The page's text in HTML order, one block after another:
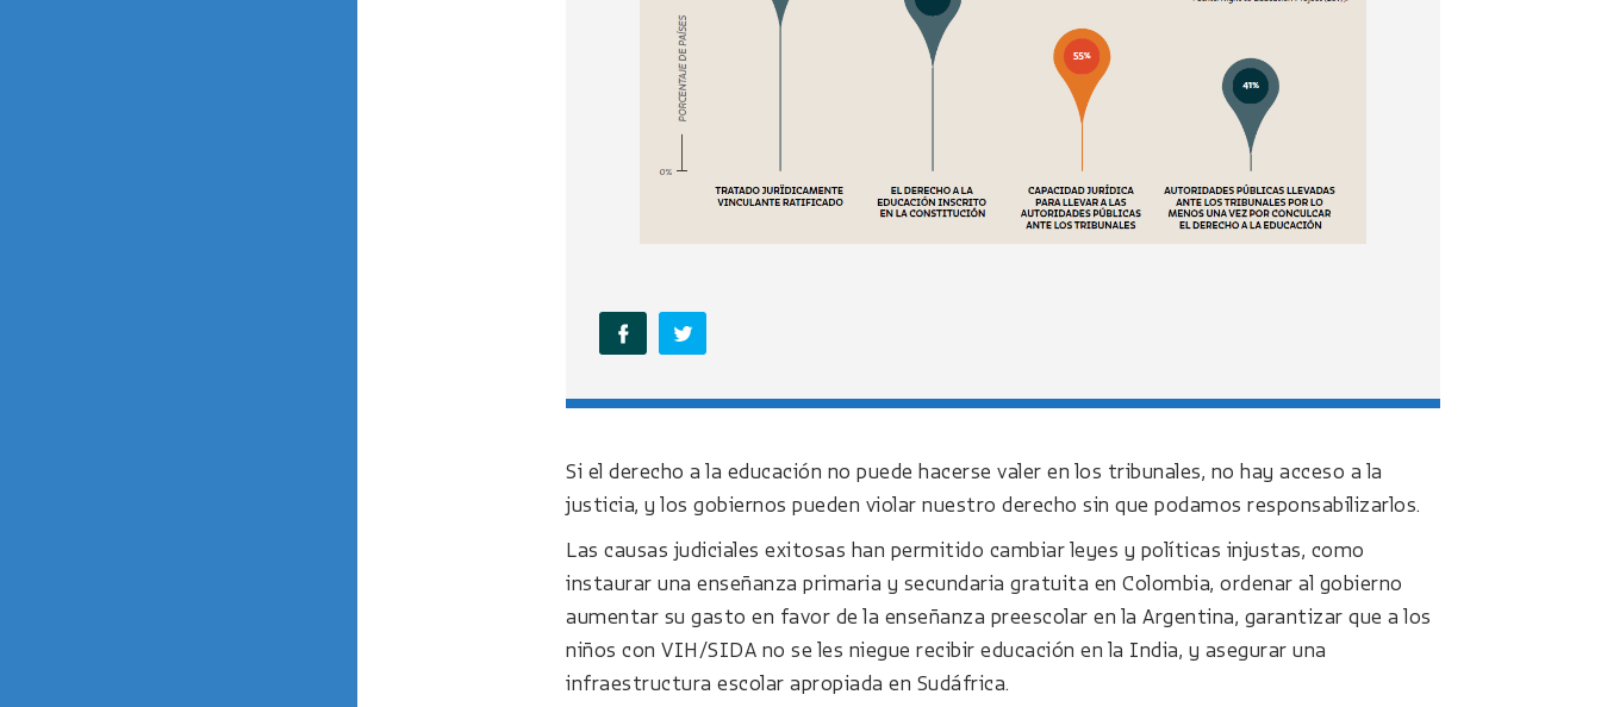
Si el derecho a la educación no puede hacerse valer en los tribunales, no hay acceso a la
justicia, y los gobiernos pueden violar nuestro derecho sin que podamos responsabilizarlos.
Las causas judiciales exitosas han permitido cambiar leyes y políticas injustas, como
instaurar una enseñanza primaria y secundaria gratuita en Colombia, ordenar al gobierno
aumentar su gasto en favor de la enseñanza preescolar en la Argentina, garantizar que a los
niños con VIH/SIDA no se les niegue recibir educación en la India, y asegurar una
infraestructura escolar apropiada en Sudáfrica.